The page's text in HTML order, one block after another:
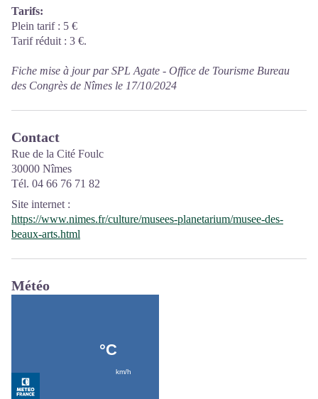
Tarifs:
Plein tarif : 5 €
Tarif réduit : 3 €.
Fiche mise à jour par SPL Agate - Office de Tourisme Bureau
des Congrès de Nîmes le 17/10/2024
Contact
Rue de la Cité Foulc
30000 Nîmes
Tél. 04 66 76 71 82
Site internet :
https://www.nimes.fr/culture/musees-planetarium/musee-des-
beaux-arts.html
Météo